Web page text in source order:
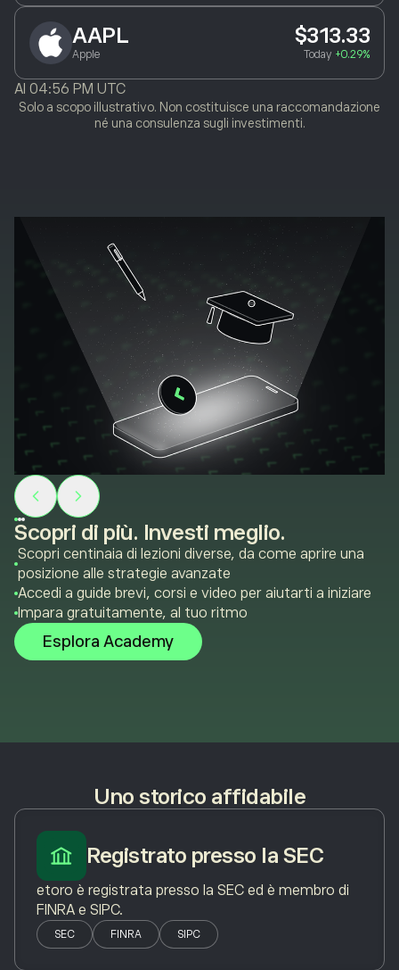
AAPL
Apple
$313.33
Today +0.29%
Al 04:56 PM UTC
Solo a scopo illustrativo. Non costituisce una raccomandazione
né una consulenza sugli investimenti.
Scopri di più. Investi meglio.
Scopri centinaia di lezioni diverse, da come aprire una
posizione alle strategie avanzate
Accedi a guide brevi, corsi e video per aiutarti a iniziare
Impara gratuitamente, al tuo ritmo
Esplora Academy
Uno storico affidabile
Registrato presso la SEC
etoro è registrata presso la SEC ed è membro di
FINRA e SIPC.
SEC FINRA SIPC